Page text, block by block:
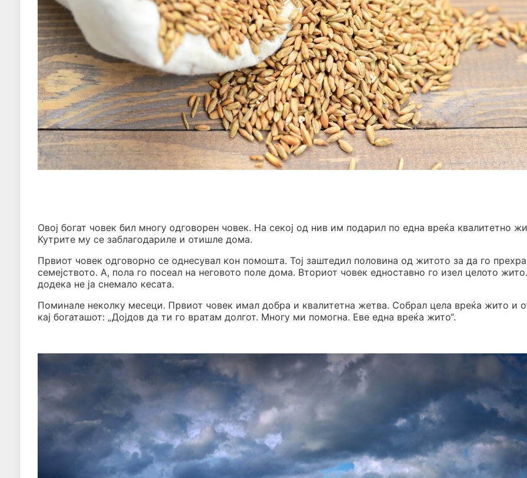
Овој богат човек бил многу одговорен човек. На секој од нив им подарил по една вреќа квалитетно
Кутрите му се заблагодариле и отишле дома.
Првиот човек одговорно се однесувал кон помошта. Тој заштедил половина од житото за да го
семејството. А, пола го посеал на неговото поле дома. Вториот човек едноставно го изел целото
додека не ја снемало кесата.
Поминале неколку месеци. Првиот човек имал добра и квалитетна жетва. Собрал цела вреќа жито и
кај богаташот: „Дојдов да ти го вратам долгот. Многу ми помогна. Еве една вреќа жито“.